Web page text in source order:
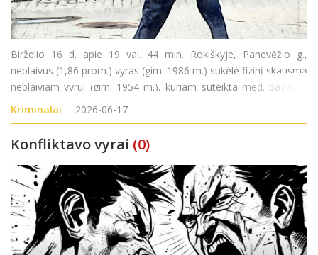
Birželio 16 d. apie 19 val. 44 min. Rokiškyje, Panevėžio g.,
neblaivus (1,86 prom.) vyras (gim. 1986 m.) sukėlė fizinį skausmą
neblaiviam vyrui (gim. 1954 m.), kuriam suteikta med. pagalba.
Pradėtas ikiteisminis tyrimas pagal LR BK 140 str. (Fizinio
skausmo sukėlimas ar nežymus sveikatos sut
Kriminalai 2026-06-17
Konfliktavo vyrai (0)